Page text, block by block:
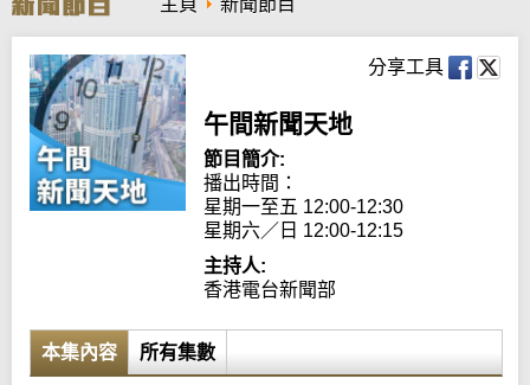
r
c
h
主頁 新聞節目
分享工具
午間新聞天地
節目簡介:
播出時間：
星期一至五 12:00-12:30
星期六／日 12:00-12:15
主持人:
香港電台新聞部
本集內容 所有集數